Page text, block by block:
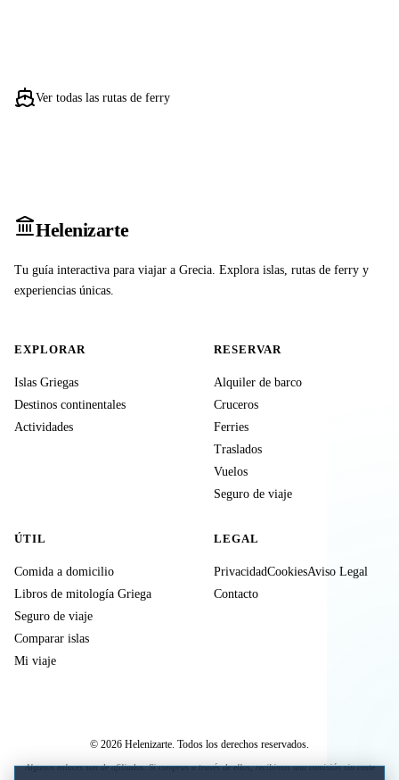
Ver todas las rutas de ferry
Helenizarte
Tu guía interactiva para viajar a Grecia. Explora islas, rutas de ferry y
experiencias únicas.
EXPLORAR
Islas Griegas
Destinos continentales
Actividades
RESERVAR
Alquiler de barco
Cruceros
Ferries
Traslados
Vuelos
Seguro de viaje
ÚTIL
Comida a domicilio
Libros de mitología Griega
Seguro de viaje
Comparar islas
Mi viaje
LEGAL
PrivacidadCookiesAviso Legal
Contacto
© 2026 Helenizarte. Todos los derechos reservados.
Algunos enlaces son de afiliados. Si compras a través de ellos, recibimos una comisión sin coste